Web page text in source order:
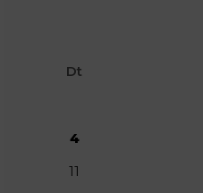
Dt
4
11